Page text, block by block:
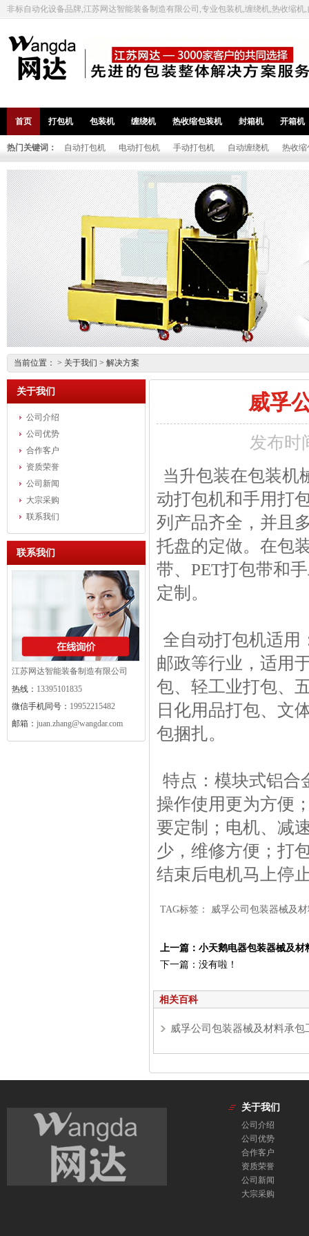
非标自动化设备品牌,江苏网达智能装备制造有限公司,专业包装机,缠绕机,热收缩机
首页 打包机 包装机 缠绕机 热收缩包装机 封箱机 开箱机
热门关键词： 自动打包机 电动打包机 手动打包机 自动缠绕机 热收缩
当前位置： > 关于我们 > 解决方案
威孚
发布时
当升包装在包装机
动打包机和手用打
列产品齐全，并且
托盘的定做。在包
带、PET打包带和
定制。
全自动打包机适用
邮政等行业，适用
包、轻工业打包、
日化用品打包、文
包捆扎。
特点：模块式铝合
操作使用更为方便
要定制；电机、减
少，维修方便；打
结束后电机马上停
TAG标签： 威孚公司包装器械及
上一篇：小天鹅电器包装器械及材
下一篇：没有啦！
相关百科
威孚公司包装器械及材料承包
关于我们
公司介绍
公司优势
合作客户
资质荣誉
公司新闻
大宗采购
联系我们
联系我们
江苏网达智能装备制造有限公司
热线： 13395101835
微信手机同号： 19952215482
邮箱： juan.zhang@wangdar.com
关于我们
公司介绍
公司优势
合作客户
资质荣誉
公司新闻
大宗采购